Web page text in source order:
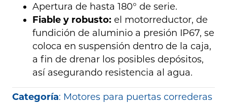
Apertura de hasta 180° de serie.
Fiable y robusto: el motorreductor, de
fundición de aluminio a presión IP67, se
coloca en suspensión dentro de la caja,
a fin de drenar los posibles depósitos,
así asegurando resistencia al agua.
Categoría: Motores para puertas correderas